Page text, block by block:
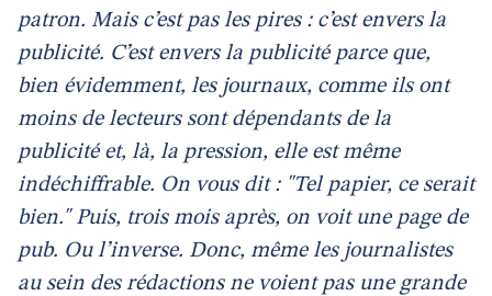
patron. Mais c’est pas les pires : c’est envers la
publicité. C’est envers la publicité parce que,
bien évidemment, les journaux, comme ils ont
moins de lecteurs sont dépendants de la
publicité et, là, la pression, elle est même
indéchiffrable. On vous dit : "Tel papier, ce serait
bien." Puis, trois mois après, on voit une page de
pub. Ou l’inverse. Donc, même les journalistes
au sein des rédactions ne voient pas une grande